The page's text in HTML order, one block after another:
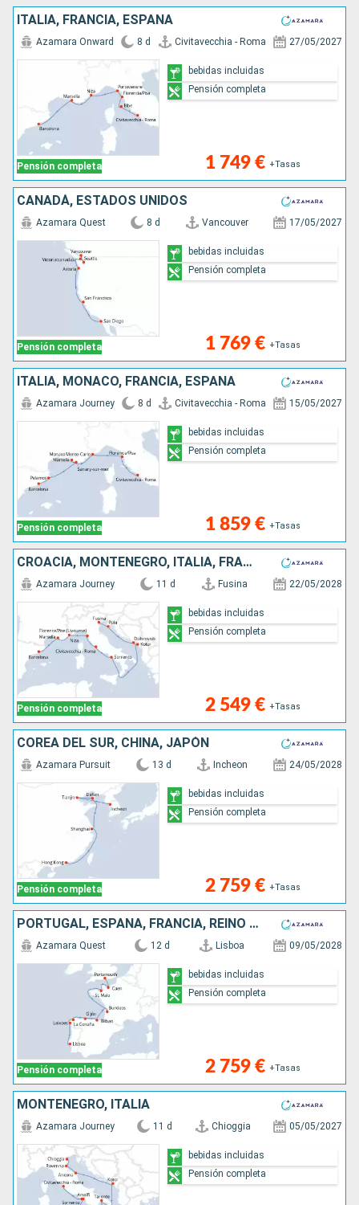
ITALIA, FRANCIA, ESPAÑA
Pensión completa
Azamara Onward 8 d Civitavecchia - Roma 27/05/2027
1 749 € +Tasas
bebidas incluidas
Pensión completa
CANADÁ, ESTADOS UNIDOS
Pensión completa
Azamara Quest 8 d Vancouver 17/05/2027
1 769 € +Tasas
bebidas incluidas
Pensión completa
ITALIA, MONACO, FRANCIA, ESPAÑA
Pensión completa
Azamara Journey 8 d Civitavecchia - Roma 15/05/2027
1 859 € +Tasas
bebidas incluidas
Pensión completa
CROACIA, MONTENEGRO, ITALIA, FRANCIA, ESPAÑA
Pensión completa
Azamara Journey 11 d Fusina 22/05/2028
2 549 € +Tasas
bebidas incluidas
Pensión completa
COREA DEL SUR, CHINA, JAPÓN
Pensión completa
Azamara Pursuit 13 d Incheon 24/05/2028
2 759 € +Tasas
bebidas incluidas
Pensión completa
PORTUGAL, ESPAÑA, FRANCIA, REINO UNIDO
Pensión completa
Azamara Quest 12 d Lisboa 09/05/2028
2 759 € +Tasas
bebidas incluidas
Pensión completa
MONTENEGRO, ITALIA
Azamara Journey 11 d Chioggia 05/05/2027
bebidas incluidas
Pensión completa